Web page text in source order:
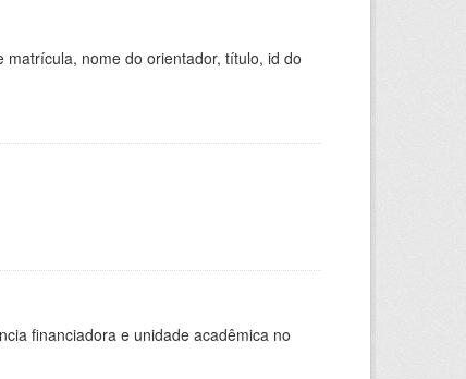
nome do orientador, título, id do
financiadora e unidade acadêmica no